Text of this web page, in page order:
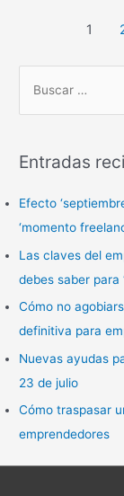
1
u
c
o
r
:
Entradas
Efecto
‘momento
Las claves del
debes saber para
Cómo no
definitiva para
Nuevas ayudas
23 de julio
Cómo traspasar
emprendedores